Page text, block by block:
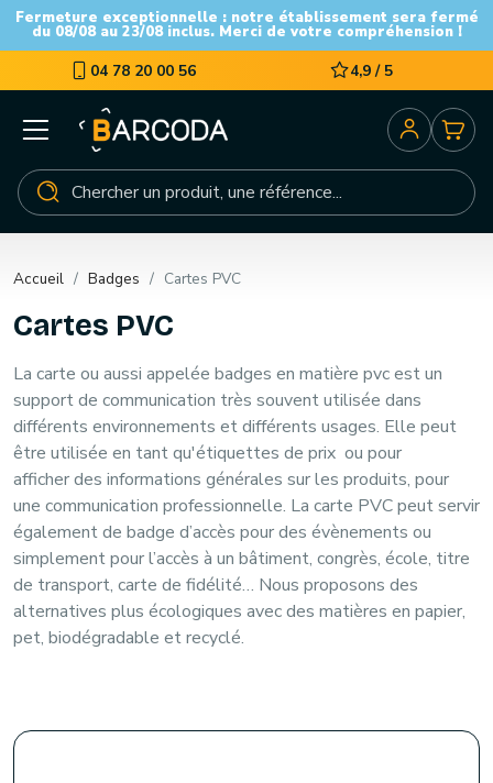
Fermeture exceptionnelle : notre établissement sera fermé
du 08/08 au 23/08 inclus. Merci de votre compréhension !
04 78 20 00 56 4,9 / 5
Accueil Badges Cartes PVC
Cartes PVC
La carte ou aussi appelée badges en matière pvc est un
support de communication très souvent utilisée dans
différents environnements et différents usages. Elle peut
être utilisée en tant qu'étiquettes de prix ou pour
afficher des informations générales sur les produits, pour
une communication professionnelle. La carte PVC peut servir
également de badge d’accès pour des évènements ou
simplement pour l’accès à un bâtiment, congrès, école, titre
de transport, carte de fidélité… Nous proposons des
alternatives plus écologiques avec des matières en papier,
pet, biodégradable et recyclé.